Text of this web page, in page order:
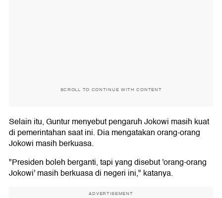
SCROLL TO CONTINUE WITH CONTENT
Selain itu, Guntur menyebut pengaruh Jokowi masih kuat
di pemerintahan saat ini. Dia mengatakan orang-orang
Jokowi masih berkuasa.
"Presiden boleh berganti, tapi yang disebut 'orang-orang
Jokowi' masih berkuasa di negeri ini," katanya.
ADVERTISEMENT